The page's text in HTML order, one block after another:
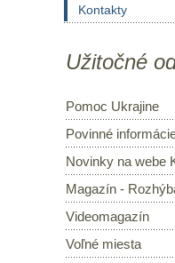
Kontakty
Užitočné
Pomoc Ukrajine
Povinné
Novinky na webe
Magazín -
Videomagazín
Voľné miesta